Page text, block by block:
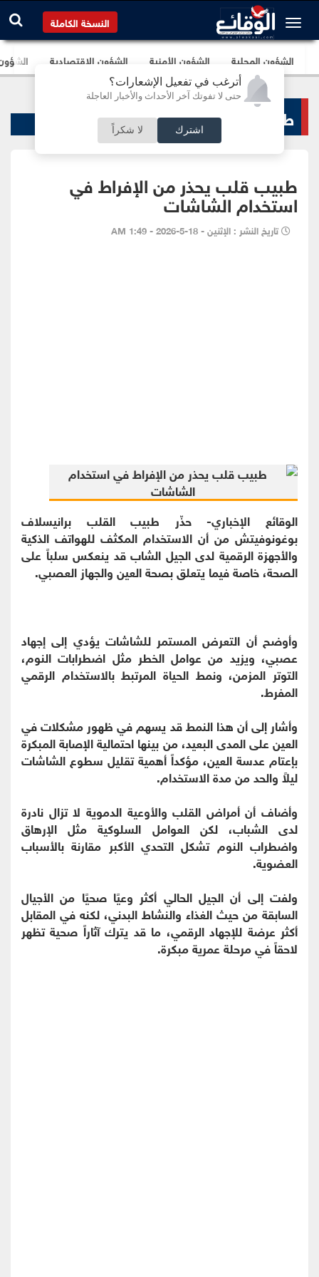
أترغب في تفعيل الإشعارات؟
حتى لا تفوتك آخر الأحداث والأخبار العاجلة
اشترك لا شكراً
النسخة الكاملة
الشؤون المحلية الشؤون الأمنية الشؤون الإقتصادية
طب و صحة
طبيب قلب يحذر من الإفراط في
استخدام الشاشات
تاريخ النشر : الإثنين - 18-5-2026 - 1:49 AM
الوقائع الإخباري- حذّر طبيب القلب برانيسلاف
بوغونوفيتش من أن الاستخدام المكثف للهواتف الذكية
والأجهزة الرقمية لدى الجيل الشاب قد ينعكس سلباً على
الصحة، خاصة فيما يتعلق بصحة العين والجهاز العصبي.
وأوضح أن التعرض المستمر للشاشات يؤدي إلى إجهاد
عصبي، ويزيد من عوامل الخطر مثل اضطرابات النوم،
التوتر المزمن، ونمط الحياة المرتبط بالاستخدام الرقمي
المفرط.
وأشار إلى أن هذا النمط قد يسهم في ظهور مشكلات في
العين على المدى البعيد، من بينها احتمالية الإصابة المبكرة
بإعتام عدسة العين، مؤكداً أهمية تقليل سطوع الشاشات
ليلاً والحد من مدة الاستخدام.
وأضاف أن أمراض القلب والأوعية الدموية لا تزال نادرة
لدى الشباب، لكن العوامل السلوكية مثل الإرهاق
واضطراب النوم تشكل التحدي الأكبر مقارنة بالأسباب
العضوية.
ولفت إلى أن الجيل الحالي أكثر وعيًا صحيًا من الأجيال
السابقة من حيث الغذاء والنشاط البدني، لكنه في المقابل
أكثر عرضة للإجهاد الرقمي، ما قد يترك آثاراً صحية تظهر
لاحقاً في مرحلة عمرية مبكرة.